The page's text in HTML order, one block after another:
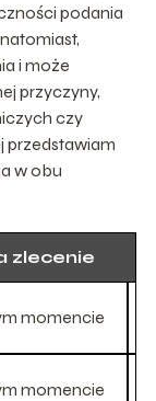
podania
i może
przyczyny,
czy
przedstawiam
w obu
zlecenie
momencie
momencie